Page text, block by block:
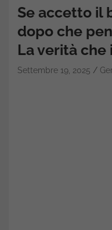
Se accetto il
dopo che
La verità che
Settembre 19, 2025